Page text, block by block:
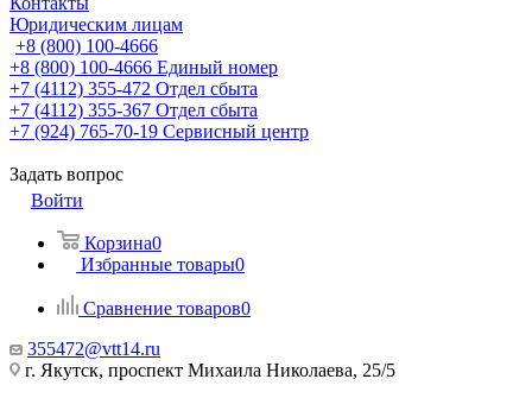
Юридическим лицам
+8 (800) 100-4666
+8 (800) 100-4666 Единый номер
+7 (4112) 355-472 Отдел сбыта
+7 (4112) 355-367 Отдел сбыта
+7 (924) 765-70-19 Сервисный центр
Задать вопрос
Войти
Корзина0
Избранные товары0
Сравнение товаров0
355472@vtt14.ru
г. Якутск, проспект Михаила Николаева, 25/5